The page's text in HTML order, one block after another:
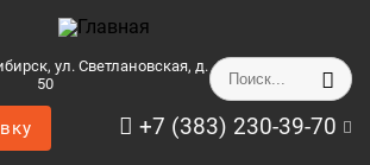
ул. Светлановская, д.
50
+7 (383) 230-39-70